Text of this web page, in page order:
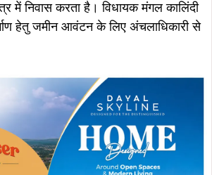
में निवास करता है। विधायक मंगल कालिंदी
हेतु जमीन आवंटन के लिए अंचलाधिकारी से